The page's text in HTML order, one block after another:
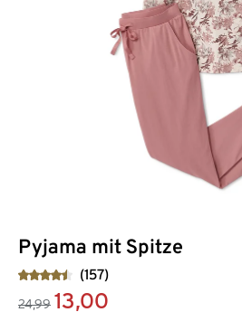
Pyjama mit Spitze
(157)
24,99 13,00